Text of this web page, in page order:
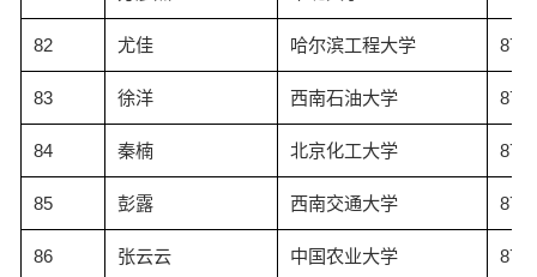
82 尤佳 哈尔滨工程大学
83 徐洋 西南石油大学
84 秦楠 北京化工大学
85 彭露 西南交通大学
86 张云云 中国农业大学